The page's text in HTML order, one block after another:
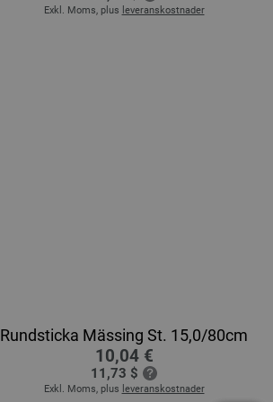
Exkl. Moms, plus leveranskostnader
Rundsticka Mässing St. 15,0/80cm
10,04 €
11,73 $
Exkl. Moms, plus leveranskostnader